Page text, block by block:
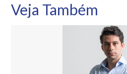
Veja Também